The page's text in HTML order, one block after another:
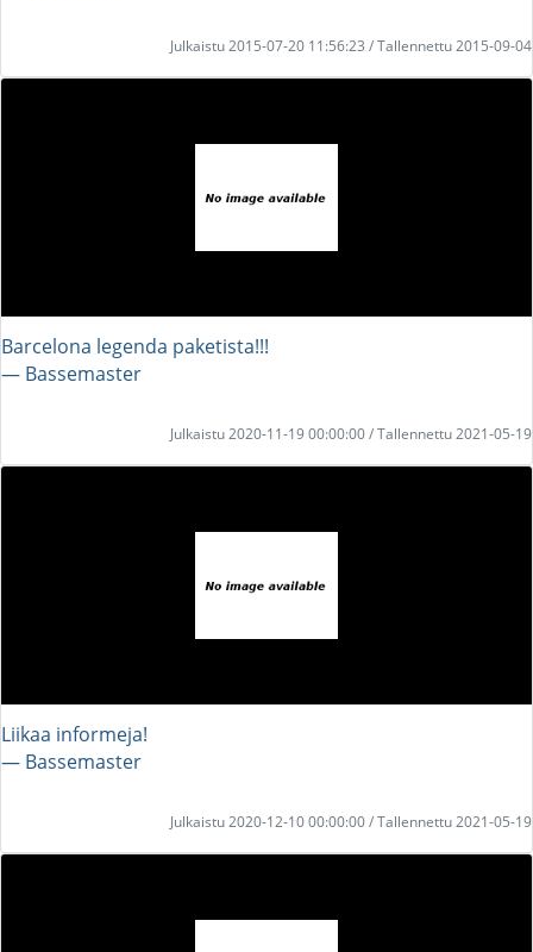
Julkaistu 2015-07-20 11:56:23 / Tallennettu 2015-09-04
Barcelona legenda paketista!!!
― Bassemaster
Julkaistu 2020-11-19 00:00:00 / Tallennettu 2021-05-19
Liikaa informeja!
― Bassemaster
Julkaistu 2020-12-10 00:00:00 / Tallennettu 2021-05-19